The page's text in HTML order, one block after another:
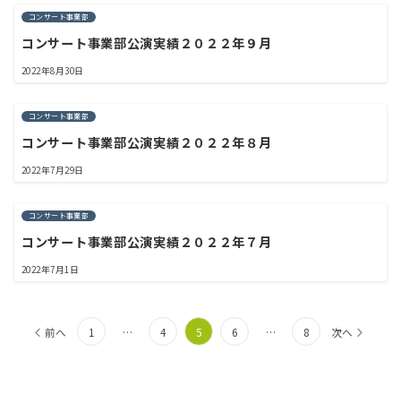
コンサート事業部
コンサート事業部公演実績２０２２年９月
2022年8月30日
コンサート事業部
コンサート事業部公演実績２０２２年８月
2022年7月29日
コンサート事業部
コンサート事業部公演実績２０２２年７月
2022年7月1日
前へ 1 … 4 5 6 … 8 次へ